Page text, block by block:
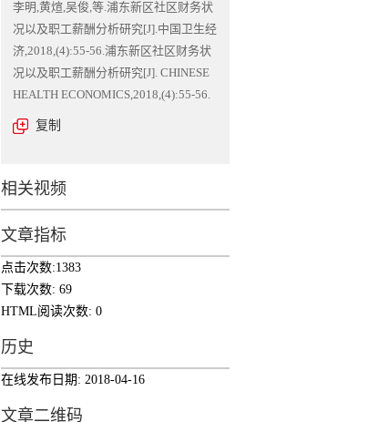
李明,黄煊,吴俊,等.浦东新区社区财务状
况以及职工薪酬分析研究[J].中国卫生经
济,2018,(4):55-56.浦东新区社区财务状
况以及职工薪酬分析研究[J]. CHINESE
HEALTH ECONOMICS,2018,(4):55-56.
复制
相关视频
文章指标
点击次数:1383
下载次数: 69
HTML阅读次数: 0
历史
在线发布日期: 2018-04-16
文章二维码